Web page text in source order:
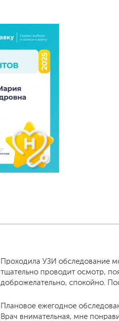
Проходила УЗИ обследование
тщательно проводит осмотр,
доброжелательно, спокойно.
Плановое ежегодное
Врач внимательная, мне